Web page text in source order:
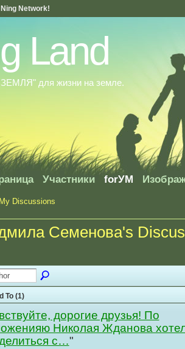
Network!
Land
для жизни на земле.
Участники forУМ
My Discussions
Семенова's
To (1)
дорогие друзья! По
Николая Жданова
с…"